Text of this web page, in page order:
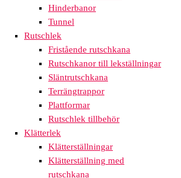
Hinderbanor
Tunnel
Rutschlek
Fristående rutschkana
Rutschkanor till lekställningar
Släntrutschkana
Terrängtrappor
Plattformar
Rutschlek tillbehör
Klätterlek
Klätterställningar
Klätterställning med
rutschkana